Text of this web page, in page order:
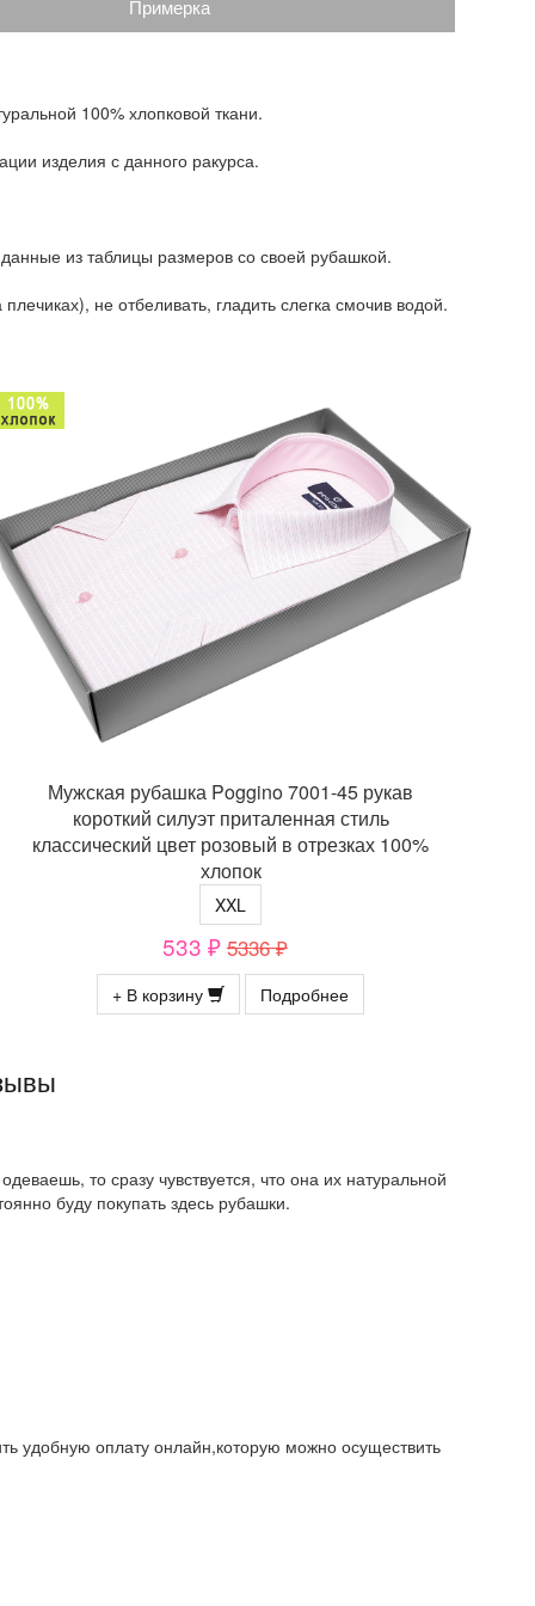
Примерка
100% хлопковой ткани.
изделия с данного ракурса.
из таблицы размеров со своей рубашкой.
не отбеливать, гладить слегка смочив водой.
Мужская рубашка Poggino 7001-45 рукав
короткий силуэт приталенная стиль
классический цвет розовый в отрезках 100%
хлопок
XXL
533 ₽ 5336 ₽
+ В корзину Подробнее
то сразу чувствуется, что она их натуральной
буду покупать здесь рубашки.
удобную оплату онлайн,которую можно осуществить